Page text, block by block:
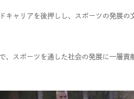
キャリアを後押しし、スポーツの発展
、スポーツを通した社会の発展に一層貢